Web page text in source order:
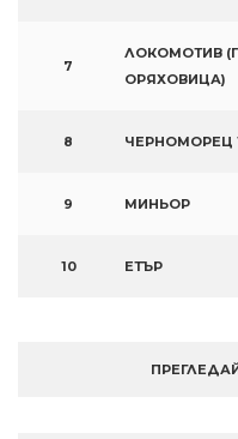
7
ЛОКОМОТИВ
ОРЯХОВИЦА)
8 ЧЕРНОМОРЕЦ
9 МИНЬОР
10 ЕТЪР